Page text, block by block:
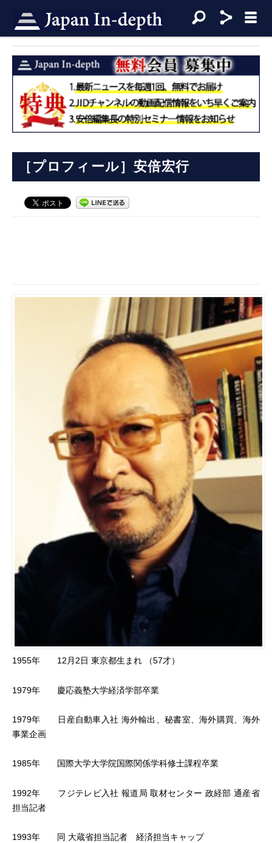
［プロフィール］安倍宏行
1955年 12月2日 東京都生まれ （57才）
1979年 慶応義塾大学経済学部卒業
1979年 日産自動車入社 海外輸出、秘書室、海外購買、海外
事業企画
1985年 国際大学大学院国際関係学科修士課程卒業
1992年 フジテレビ入社 報道局 取材センター 政経部 通産省
担当記者
1993年 同 大蔵省担当記者 経済担当キャップ